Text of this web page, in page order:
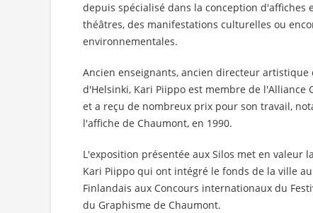
depuis spécialisé dans la conception d'affiches
théâtres, des manifestations culturelles ou
environnementales.
Ancien enseignants, ancien directeur artistique
d'Helsinki, Kari Piippo est membre de l'Alliance
et a reçu de nombreux prix pour son travail,
l'affiche de Chaumont, en 1990.
L'exposition présentée aux Silos met en valeur
Kari Piippo qui ont intégré le fonds de la ville
Finlandais aux Concours internationaux du
du Graphisme de Chaumont.